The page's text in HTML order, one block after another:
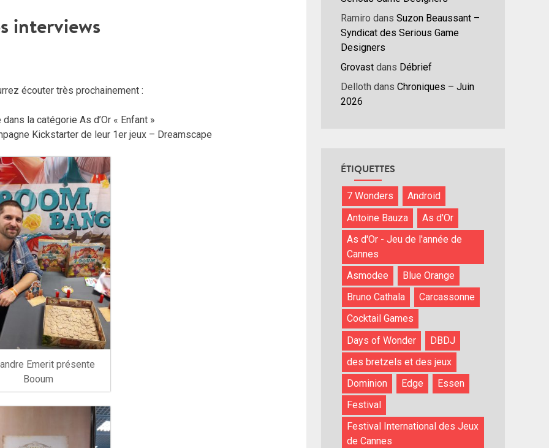
interviews
écouter très prochainement :
la catégorie As d’Or « Enfant »
Kickstarter de leur 1er jeux – Dreamscape
Emerit présente
Booum
Ramiro dans Suzon Beaussant –
Syndicat des Serious Game
Designers
Grovast dans Débrief
Delloth dans Chroniques – Juin
2026
ÉTIQUETTES
7 Wonders
Android
Antoine Bauza
As d'Or
As d'Or - Jeu de l'année de
Cannes
Asmodee
Blue Orange
Bruno Cathala
Carcassonne
Cocktail Games
Days of Wonder
DBDJ
des bretzels et des jeux
Dominion
Edge
Essen
Festival
Festival International des Jeux
de Cannes